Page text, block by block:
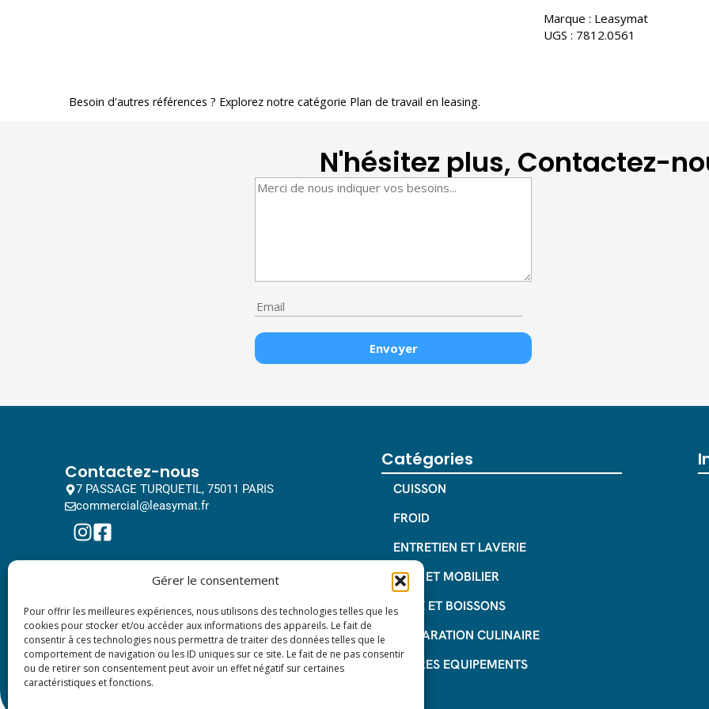
Gérer le consentement
Pour offrir les meilleures expériences, nous utilisons des technologies telles que les
cookies pour stocker et/ou accéder aux informations des appareils. Le fait de
consentir à ces technologies nous permettra de traiter des données telles que le
comportement de navigation ou les ID uniques sur ce site. Le fait de ne pas consentir
ou de retirer son consentement peut avoir un effet négatif sur certaines
caractéristiques et fonctions.
Marque : Leasymat
UGS : 7812.0561
Besoin d'autres références ? Explorez notre catégorie Plan de travail en leasing.
N'hésitez plus, Contactez-
Contactez-nous
7 PASSAGE TURQUETIL, 75011 PARIS
commercial@leasymat.fr
Catégories
CUISSON
FROID
ENTRETIEN ET LAVERIE
INOX ET MOBILIER
CAFE ET BOISSONS
PREPARATION CULINAIRE
AUTRES EQUIPEMENTS